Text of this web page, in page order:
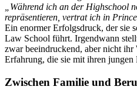
„Während ich an der Highschool
repräsentieren, vertrat ich in
Ein enormer Erfolgsdruck, der sie
Law School führt. Irgendwann
zwar beeindruckend, aber nicht
Erfahrung, die sie mit ihren jungen
Zwischen Familie und